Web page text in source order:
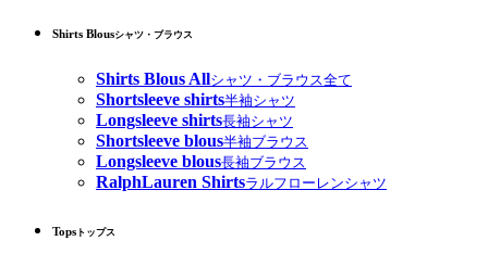
Shirts Blousシャツ・ブラウス
Shirts Blous Allシャツ・ブラウス全て
Shortsleeve shirts半袖シャツ
Longsleeve shirts長袖シャツ
Shortsleeve blous半袖ブラウス
Longsleeve blous長袖ブラウス
RalphLauren Shirtsラルフローレンシャツ
Tops トップス